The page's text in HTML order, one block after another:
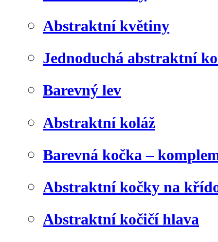
Abstraktní květiny
Jednoduchá abstraktní
Barevný lev
Abstraktní koláž
Barevná kočka –
Abstraktní kočky na
Abstraktní kočičí hlava